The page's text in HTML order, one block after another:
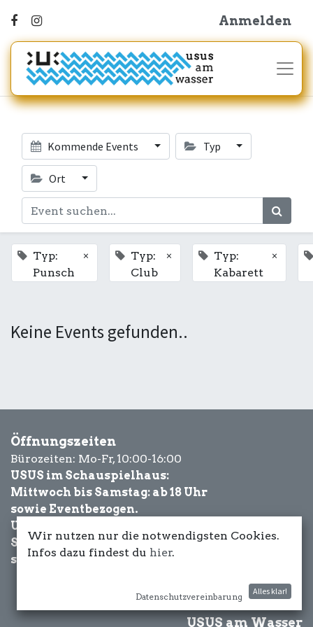
Anmelden
Kommende Events Typ
Ort
Typ:
Punsch
×
Typ:
Club
×
Typ:
Kabarett
×
Keine Events gefunden..
Öffnungszeiten
Bürozeiten: Mo-Fr, 10:00-16:00
USUS im Schauspielhaus:
Mittwoch bis Samstag: ab 18 Uhr
sowie Eventbezogen.
USUS am Wasser:
Schönwetter-
sowie Eventbezogen.
USUS am Wasser
Wir nutzen nur die notwendigsten Cookies.
Infos dazu findest du hier.
Datenschutzvereinbarung
Alles klar!